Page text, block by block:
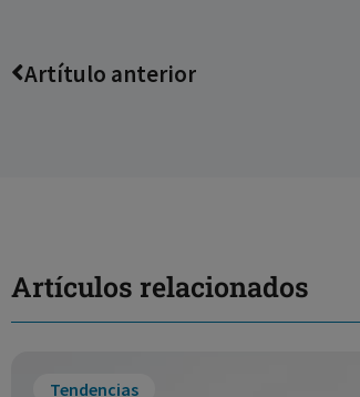
Artítulo anterior
Artículos relacionados
Tendencias